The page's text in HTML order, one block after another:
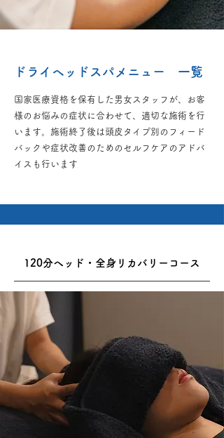
ドライヘッドスパメニュー 一覧
​国家医療資格を保有した男女スタッフが、お客
様のお悩みの症状に合わせて、適切な施術を行
います。施術終了後は頭皮タイプ別のフィード
バックや症状改善のためのセルフケアのアドバ
イスも行います
120分ヘッド・全身リカバリーコース